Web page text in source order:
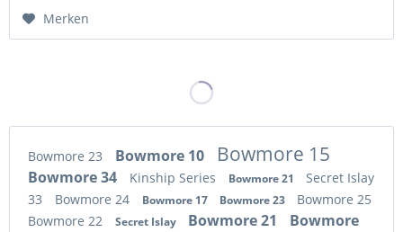
Merken
Bowmore 23 Bowmore 10 Bowmore 15
Bowmore 34 Kinship Series Bowmore 21
Secret Islay
33
Bowmore 24 Bowmore 17 Bowmore 23
Bowmore 25
Bowmore 22
Secret Islay Bowmore 21
Bowmore